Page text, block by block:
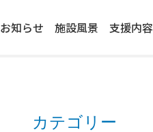
お知らせ 施設風景 支援内容
カテゴリー